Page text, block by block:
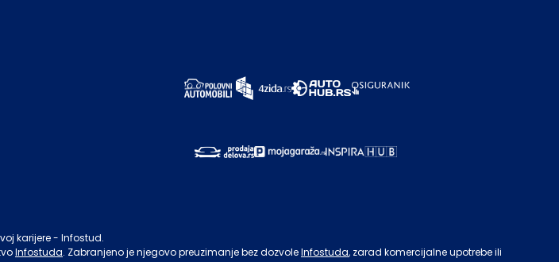
karijere - Infostud.
Infostuda. Zabranjeno je njegovo preuzimanje bez dozvoleInfostuda, zarad komercijalne upotrebe ili